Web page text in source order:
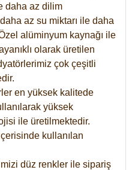
daha az dilim
az su miktarı ile daha
alüminyum kaynağı ile
olarak üretilen
çok çeşitli
en yüksek kalitede
yüksek
ile üretilmektedir.
kullanılan
düz renkler ile sipariş